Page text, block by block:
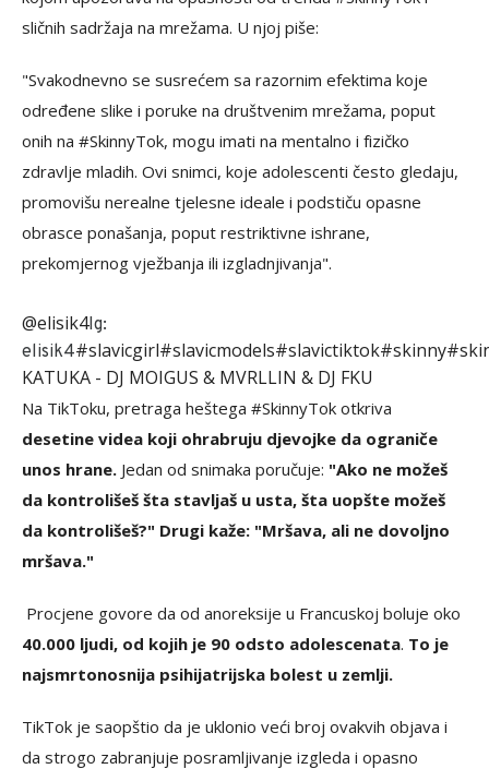
sličnih sadržaja na mrežama. U njoj piše:
"Svakodnevno se susrećem sa razornim efektima koje
određene slike i poruke na društvenim mrežama, poput
onih na #SkinnyTok, mogu imati na mentalno i fizičko
zdravlje mladih. Ovi snimci, koje adolescenti često gledaju,
promovišu nerealne tjelesne ideale i podstiču opasne
obrasce ponašanja, poput restriktivne ishrane,
prekomjernog vježbanja ili izgladnjivanja".
@elisik4Ig:
elisik4#slavicgirl#slavicmodels#slavictiktok#skinny
KATUKA - DJ MOIGUS & MVRLLIN & DJ FKU
Na TikToku, pretraga heštega #SkinnyTok otkriva
desetine videa koji ohrabruju djevojke da ograniče
unos hrane. Jedan od snimaka poručuje: "Ako ne možeš
da kontrolišeš šta stavljaš u usta, šta uopšte možeš
da kontrolišeš?" Drugi kaže: "Mršava, ali ne dovoljno
mršava."
Procjene govore da od anoreksije u Francuskoj boluje oko
40.000 ljudi, od kojih je 90 odsto adolescenata. To je
najsmrtonosnija psihijatrijska bolest u zemlji.
TikTok je saopštio da je uklonio veći broj ovakvih objava i
da strogo zabranjuje posramljivanje izgleda i opasno